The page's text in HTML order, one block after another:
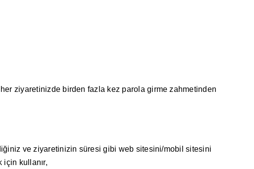
ziyaretinizde birden fazla kez parola girme zahmetinden
ve ziyaretinizin süresi gibi web sitesini/mobil sitesini
için kullanır,